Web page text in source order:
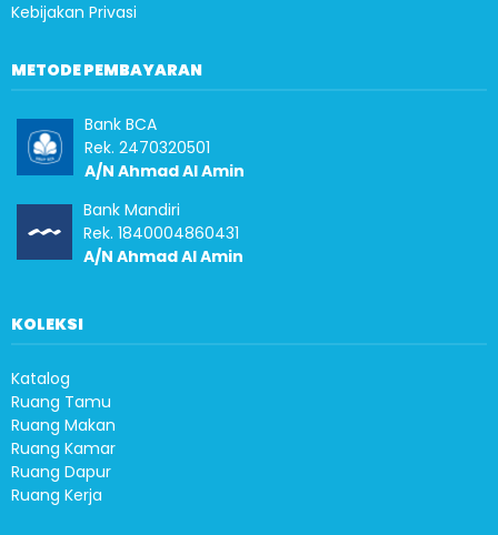
Kebijakan Privasi
METODE PEMBAYARAN
Bank BCA
Rek. 2470320501
A/N Ahmad Al Amin
Bank Mandiri
Rek. 1840004860431
A/N Ahmad Al Amin
KOLEKSI
Katalog
Ruang Tamu
Ruang Makan
Ruang Kamar
Ruang Dapur
Ruang Kerja